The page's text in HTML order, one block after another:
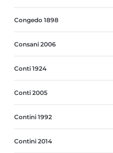
Congedo 1898
Consani 2006
Conti 1924
Conti 2005
Contini 1992
Contini 2014